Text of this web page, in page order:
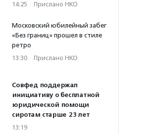
14:25 · Прислано НКО
Московский юбилейный забег
«Без границ» прошел в стиле
ретро
13:30 · Прислано НКО
Совфед поддержал
инициативу о бесплатной
юридической помощи
сиротам старше 23 лет
13:19